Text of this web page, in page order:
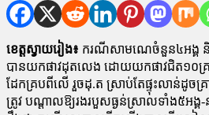
ខេត្តស្វាយរៀង៖ ករណីសាមណេចំនួន៤អង្គ និ
បានយកផាវដុតលេង ដោយយកផាវជិត១០
ដែកគ្របពីលើ រួចដុ.ត ស្រាប់តែផ្ទុះលាន់ដូចគ្រ
ត្រូវ បណ្តាលឱ្យរងរបួសធ្ងន់ស្រាលទាំង៥អង្គ-